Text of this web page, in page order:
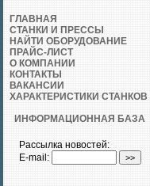
ГЛАВНАЯ
СТАНКИ И ПРЕССЫ
НАЙТИ ОБОРУДОВАНИЕ
ПРАЙС-ЛИСТ
О КОМПАНИИ
КОНТАКТЫ
ВАКАНСИИ
ХАРАКТЕРИСТИКИ СТАНКОВ
ИНФОРМАЦИОННАЯ БАЗА
Рассылка новостей:
E-mail: